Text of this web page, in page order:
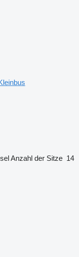
Anzahl der Sitze 14